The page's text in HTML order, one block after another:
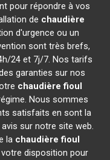
pour répondre à vos
de chaudière
d'urgence ou un
sont très brefs,
24 et 7j/7. Nos tarifs
garanties sur nos
chaudière fioul
Nous sommes
satisfaits en sont la
sur notre site web.
la chaudière fioul
disposition pour